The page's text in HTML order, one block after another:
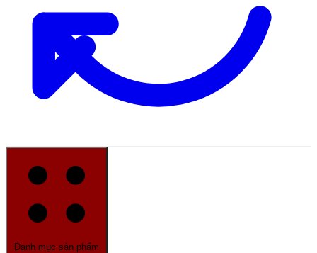
Danh mục sản phẩm